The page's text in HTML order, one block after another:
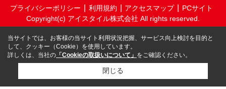
プライバシーポリシー 利用規約 アクセスマップ
PCサイト
Copyright(c) アイスタイル株式会社 All rights reserved.
当サイトでは、お客様の当サイト利用状況把握、サービス向上検討を目的と
して、クッキー（Cookie）を使用しています。
詳しくは、当社の 「Cookieの取扱いについて」 をご確認ください。
閉じる